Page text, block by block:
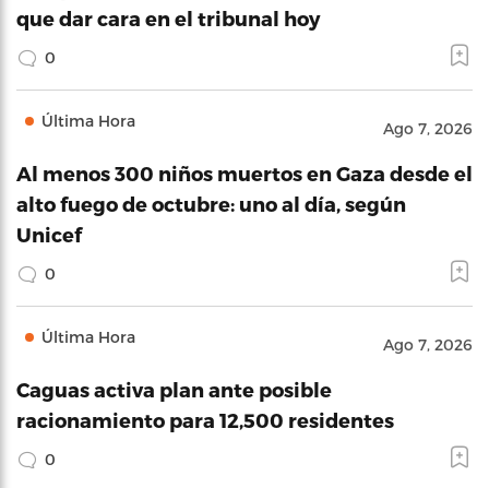
que dar cara en el tribunal hoy
0
Última Hora Ago 7, 2026
Al menos 300 niños muertos en Gaza desde el
alto fuego de octubre: uno al día, según
Unicef
0
Última Hora Ago 7, 2026
Caguas activa plan ante posible
racionamiento para 12,500 residentes
0